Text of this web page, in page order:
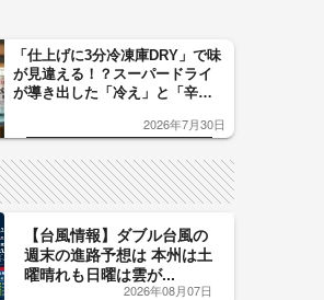
「仕上げに3分冷凍庫DRY」で味
が見違える！？スーパードライ
が導き出した「冷え」と「辛
した「辛口カーブ」が飲み頃の
2026年7月30日
【台風情報】ダブル台風の
週末の進路予想は 本州は土
曜晴れも日曜は雲が...
2026年08月07日